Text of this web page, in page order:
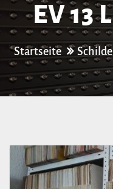
EV 13
Startseite